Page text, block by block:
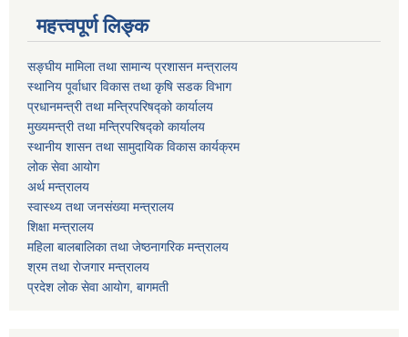
महत्त्वपूर्ण लिङ्क
सङ्घीय मामिला तथा सामान्य प्रशासन मन्त्रालय
स्थानिय पूर्वाधार विकास तथा कृषि सडक विभाग
प्रधानमन्त्री तथा मन्त्रिपरिषद्को कार्यालय
मुख्यमन्त्री तथा मन्त्रिपरिषद्को कार्यालय
स्थानीय शासन तथा सामुदायिक विकास कार्यक्रम
लोक सेवा आयोग
अर्थ मन्त्रालय
स्वास्थ्य तथा जनस‌ंख्या मन्त्रालय
शिक्षा मन्त्रालय
महिला बालबालिका तथा जेष्ठनागरिक मन्त्रालय
श्रम तथा राेजगार मन्त्रालय
प्रदेश लोक सेवा आयाेग, बागमती